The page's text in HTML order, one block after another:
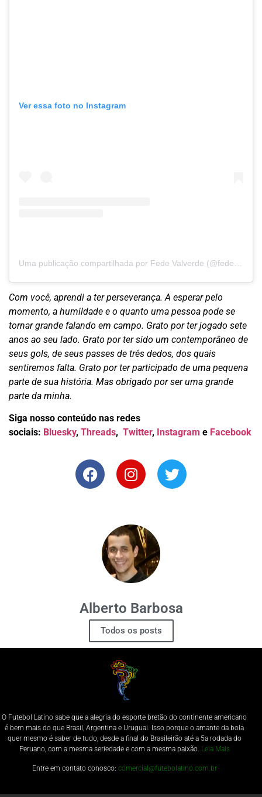
Ver essa foto no Instagram
Com você, aprendi a ter perseverança. A esperar pelo
momento, a humildade e o quanto uma pessoa pode se
tornar grande falando em campo. Grato por ter jogado sete
anos ao seu lado. Grato por ter sido um contemporâneo de
seus gols, de seus passes de três dedos, dos quais
sentiremos falta. Grato por ter participado de uma pequena
parte de sua história. Mas obrigado por ser uma grande
parte da minha.
Siga nosso conteúdo nas redes
sociais: Bluesky, Threads, Twitter, Instagram e Facebook
Alberto Barbosa
Todos os posts
O Futebol Latino sabe que a alegria do esporte bretão do continente americano
é bem mais do que Brasil, Argentina e Uruguai. Isso porque o amante da bola
quer mesmo é saber de tudo, desde a final do Brasileirão até a 5a rodada do
Peruano, com a mesma seriedade e com a mesma paixão. Leia Mais
Entre em contato conosco: comercial@futebolatino.com.br